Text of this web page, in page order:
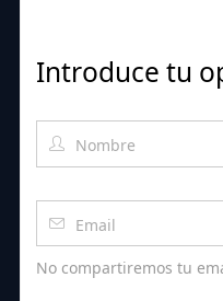
Introduce tu
No compartiremos tu